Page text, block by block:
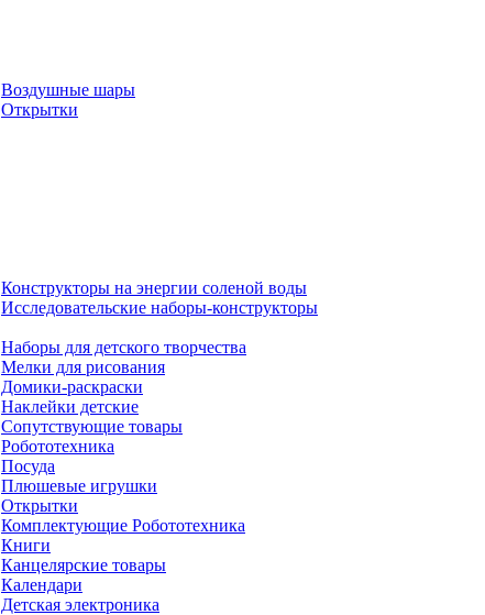
Воздушные шары
Открытки
Конструкторы на энергии соленой воды
Исследовательские наборы-конструкторы
Наборы для детского творчества
Мелки для рисования
Домики-раскраски
Наклейки детские
Сопутствующие товары
Робототехника
Посуда
Плюшевые игрушки
Открытки
Комплектующие Робототехника
Книги
Канцелярские товары
Календари
Детская электроника